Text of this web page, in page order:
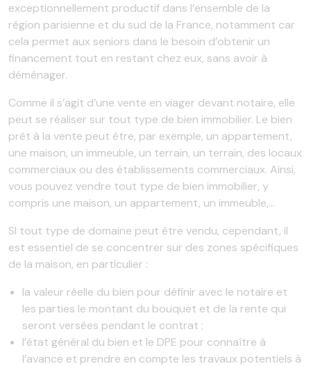
exceptionnellement productif dans l’ensemble de la
région parisienne et du sud de la France, notamment car
cela permet aux seniors dans le besoin d’obtenir un
financement tout en restant chez eux, sans avoir à
déménager.
Comme il s’agit d’une vente en viager devant notaire, elle
peut se réaliser sur tout type de bien immobilier. Le bien
prêt à la vente peut être, par exemple, un appartement,
une maison, un immeuble, un terrain, un terrain, des locaux
commerciaux ou des établissements commerciaux. Ainsi,
vous pouvez vendre tout type de bien immobilier, y
compris une maison, un appartement, un immeuble,…
SI tout type de domaine peut être vendu, cependant, il
est essentiel de se concentrer sur des zones spécifiques
de la maison, en particulier :
la valeur réelle du bien pour définir avec le notaire et
les parties le montant du bouquet et de la rente qui
seront versées pendant le contrat ;
l’état général du bien et le DPE pour connaître à
l’avance et prendre en compte les travaux potentiels à